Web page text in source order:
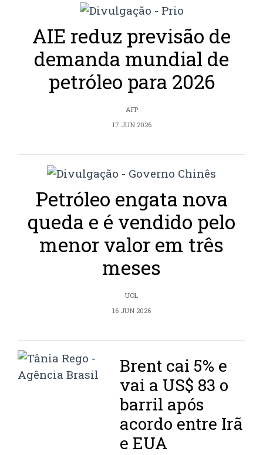
AIE reduz previsão de
demanda mundial de
petróleo para 2026
AFP
17 JUN 2026
Petróleo engata nova
queda e é vendido pelo
menor valor em três
meses
UOL
16 JUN 2026
Brent cai 5% e
vai a US$ 83 o
barril após
acordo entre Irã
e EUA